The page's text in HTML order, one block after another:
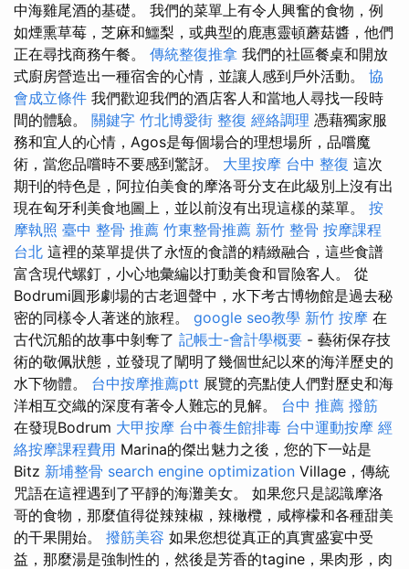
中海雞尾酒的基礎。 我們的菜單上有令人興奮的食物，例
如煙熏草莓，芝麻和鱷梨，或典型的鹿惠靈頓蘑菇醬，他們
正在尋找商務午餐。 傳統整復推拿 我們的社區餐桌和開放
式廚房營造出一種宿舍的心情，並讓人感到戶外活動。 協
會成立條件 我們歡迎我們的酒店客人和當地人尋找一段時
間的體驗。 關鍵字 竹北博愛街 整復 經絡調理 憑藉獨家服
務和宜人的心情，Agos是每個場合的理想場所，品嚐魔
術，當您品嚐時不要感到驚訝。 大里按摩 台中 整復 這次
期刊的特色是，阿拉伯美食的摩洛哥分支在此級別上沒有出
現在匈牙利美食地圖上，並以前沒有出現這樣的菜單。 按
摩執照 臺中 整骨 推薦 竹東整骨推薦 新竹 整骨 按摩課程
台北 這裡的菜單提供了永恆的食譜的精緻融合，這些食譜
富含現代螺釘，小心地彙編以打動美食和冒險客人。 從
Bodrumi圓形劇場的古老迴聲中，水下考古博物館是過去秘
密的同樣令人著迷的旅程。 google seo教學 新竹 按摩 在
古代沉船的故事中剝奪了 記帳士-會計學概要 - 藝術保存技
術的敬佩狀態，並發現了闡明了幾個世紀以來的海洋歷史的
水下物體。 台中按摩推薦ptt 展覽的亮點使人們對歷史和海
洋相互交織的深度有著令人難忘的見解。 台中 推薦 撥筋
在發現Bodrum 大甲按摩 台中養生館排毒 台中運動按摩 經
絡按摩課程費用 Marina的傑出魅力之後，您的下一站是
Bitz 新埔整骨 search engine optimization Village，傳統
咒語在這裡遇到了平靜的海灘美女。 如果您只是認識摩洛
哥的食物，那麼值得從辣辣椒，辣橄欖，咸檸檬和各種甜美
的干果開始。 撥筋美容 如果您想從真正的真實盛宴中受
益，那麼湯是強制性的，然後是芳香的tagine，果肉形，肉